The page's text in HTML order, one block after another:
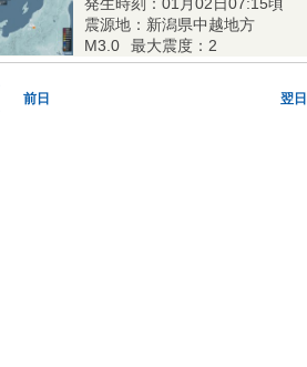
震源地：新潟県中越地方
M3.0
最大震度：2
前日 翌日